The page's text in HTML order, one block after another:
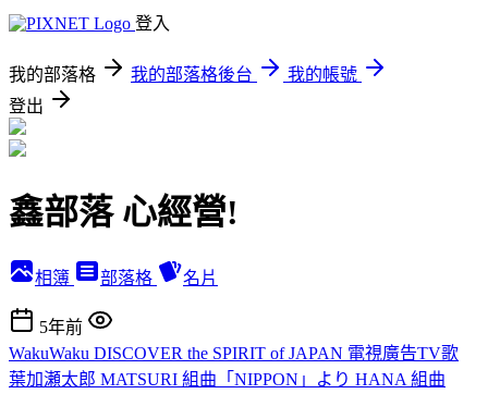
登入
我的部落格 我的部落格後台
我的帳號
登出
鑫部落 心經營!
相簿 部落格 名片
5年前
WakuWaku DISCOVER the SPIRIT of JAPAN 電視廣告TV歌
葉加瀬太郎 MATSURI 組曲「NIPPON」より HANA 組曲